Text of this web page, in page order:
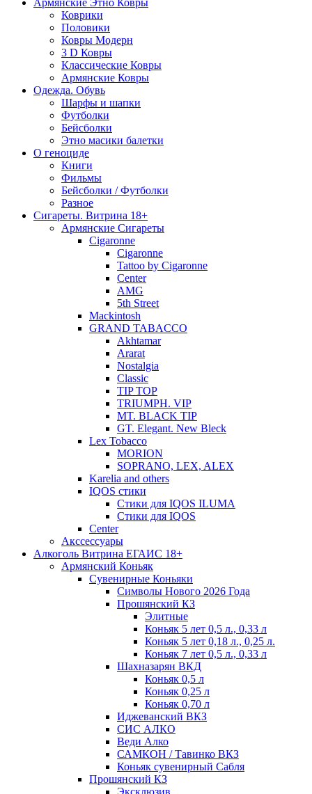
Армянские Этно Ковры
Коврики
Половики
Ковры Модерн
3 D Ковры
Классические Ковры
Армянские Ковры
Одежда. Обувь
Шарфы и шапки
Футболки
Бейсболки
Этно масики балетки
О геноциде
Книги
Фильмы
Бейсболки / Футболки
Разное
Сигареты. Витрина 18+
Армянские Сигареты
Cigaronne
Cigaronne
Tattoo by Cigaronne
Center
AMG
5th Street
Mackintosh
GRAND TABACCO
Akhtamar
Ararat
Nostalgia
Classic
TIP TOP
TRIUMPH. VIP
MT. BLACK TIP
GT. Elegant. New Bleck
Lex Tobacco
MORION
SOPRANO, LEX, ALEX
Karelia and others
IQOS стики
Стики для IQOS ILUMA
Стики для IQOS
Сenter
Акссессуары
Алкоголь Витрина ЕГАИС 18+
Армянский Коньяк
Сувенирные Коньяки
Символы Нового 2026 Года
Прошянский КЗ
Элитные
Коньяк 5 лет 0,5 л., 0,33 л
Коньяк 5 лет 0,18 л., 0,25 л.
Коньяк 7 лет 0,5 л., 0,33 л
Шахназарян ВКД
Коньяк 0,5 л
Коньяк 0,25 л
Коньяк 0,70 л
Иджеванский ВКЗ
СИС АЛКО
Веди Алко
САМКОН / Тавинко ВКЗ
Коньяк сувенирный Сабля
Прошянский КЗ
Эксклюзив